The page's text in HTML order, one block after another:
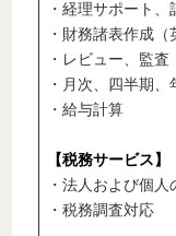
・経理サポート
・財務諸表作成（
・レビュー、監査
・月次、四半期
・給与計算
【税務サービス】
・法人および個
・税務調査対応